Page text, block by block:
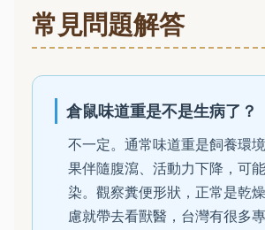
常見問題解答
倉鼠味道重是不是生病了？
不一定。通常味道重是飼養環
果伴隨腹瀉、活動力下降，可
染。觀察糞便形狀，正常是乾
慮就帶去看獸醫，台灣有很多